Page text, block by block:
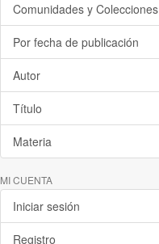
Comunidades y Colecciones
Por fecha de publicación
Autor
Título
Materia
MI CUENTA
Iniciar sesión
Registro